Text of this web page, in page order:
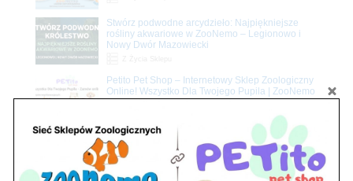
Stwórz podwodne arcydzieło: Najpiękniejsze
rośliny akwariowe w ZooNemo – Legionowo i
Nowy Dwór Mazowiecki
Petito Pet Shop – Internetowy Sklep Zoologiczny
Online! Wszystko Dla Twojego Pupila | ZooNemo
Z Życia Sklepu
Niedziela handlowa w Zoonemo – Informacja o
godzinach otwarcia